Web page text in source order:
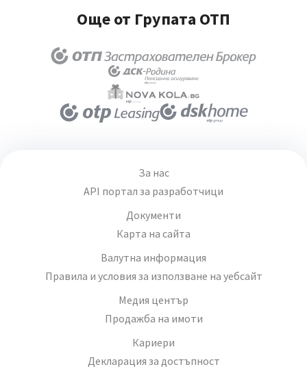
Още от Групата ОТП
За нас
API портал за разработчици
Документи
Карта на сайта
Валутна информация
Правила и условия за използване на уебсайт
Медия център
Продажба на имоти
Кариери
Декларация за достъпност